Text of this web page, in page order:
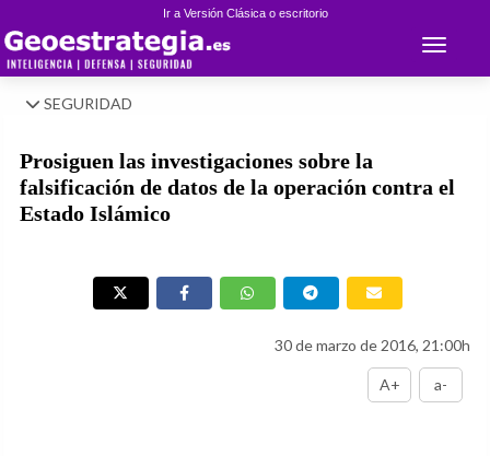
Ir a Versión Clásica o escritorio
Toggle
SEGURIDAD
Prosiguen las investigaciones sobre la
falsificación de datos de la operación contra el
Estado Islámico
30 de marzo de 2016, 21:00h
A+ a-